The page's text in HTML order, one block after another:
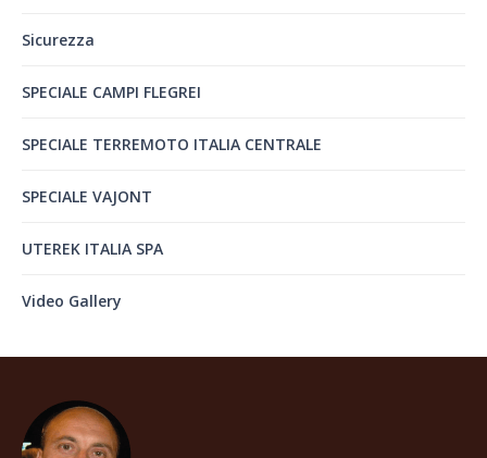
Sicurezza
SPECIALE CAMPI FLEGREI
SPECIALE TERREMOTO ITALIA CENTRALE
SPECIALE VAJONT
UTEREK ITALIA SPA
Video Gallery